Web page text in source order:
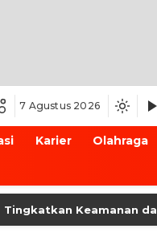
7 Agustus 2026
Karier Olahraga
Keamanan dan